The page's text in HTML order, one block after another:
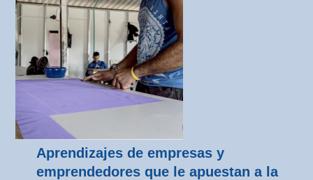
Aprendizajes de empresas y
emprendedores que le apuestan a la